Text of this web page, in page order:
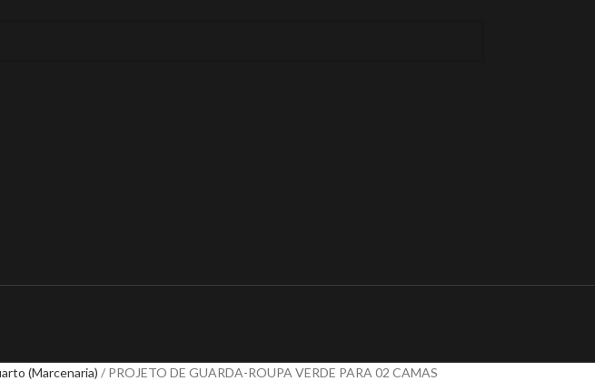
(Marcenaria)
PROJETO DE GUARDA-ROUPA VERDE PARA 02 CAMAS